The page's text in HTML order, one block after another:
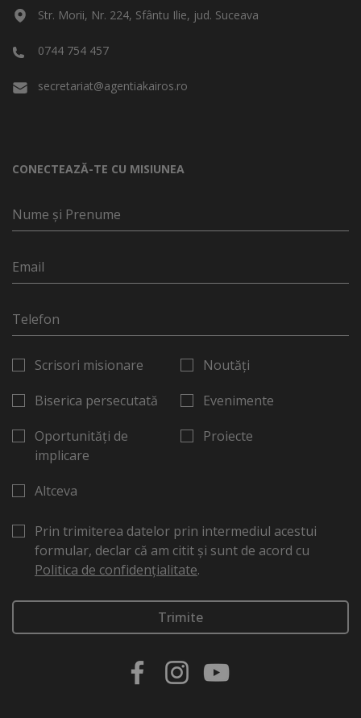
Str. Morii, Nr. 224, Sfântu Ilie, jud. Suceava
0744 754 457
secretariat@agentiakairos.ro
CONECTEAZĂ-TE CU MISIUNEA
Scrisori misionare
Biserica persecutată
Oportunități de
implicare
Noutăți
Evenimente
Proiecte
Altceva
Prin trimiterea datelor prin intermediul acestui
formular, declar că am citit și sunt de acord cu
Politica de confidențialitate.